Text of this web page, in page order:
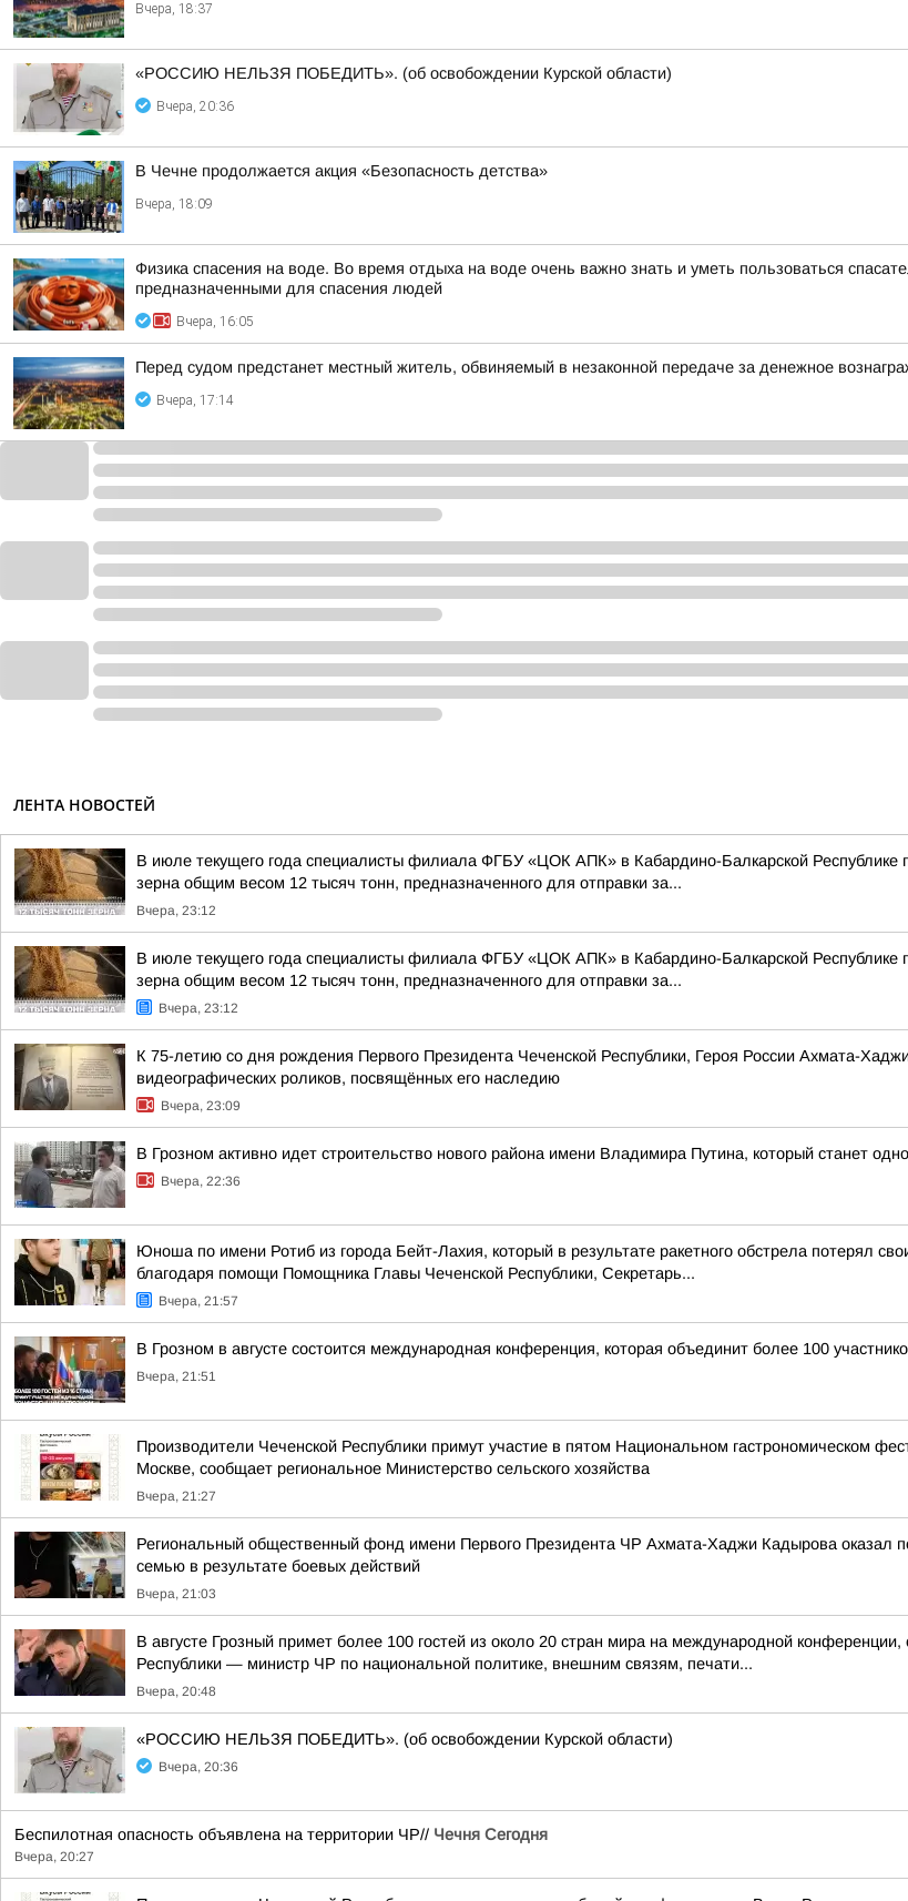
Вчера, 18:37
«РОССИЮ НЕЛЬЗЯ ПОБЕДИТЬ». (об освобождении Курской области)
Вчера, 20:36
В Чечне продолжается акция «Безопасность детства»
Вчера, 18:09
Физика спасения на воде. Во время отдыха на воде очень важно знать и уметь пользоваться
предназначенными для спасения людей
Вчера, 16:05
Перед судом предстанет местный житель, обвиняемый в незаконной передаче за денежное
Вчера, 17:14
ЛЕНТА НОВОСТЕЙ
В июле текущего года специалисты филиала ФГБУ «ЦОК АПК» в Кабардино-Балкарской Республике
зерна общим весом 12 тысяч тонн, предназначенного для отправки за...
Вчера, 23:12
В июле текущего года специалисты филиала ФГБУ «ЦОК АПК» в Кабардино-Балкарской Республике
зерна общим весом 12 тысяч тонн, предназначенного для отправки за...
Вчера, 23:12
К 75-летию со дня рождения Первого Президента Чеченской Республики, Героя России Ахмата-
видеографических роликов, посвящённых его наследию
Вчера, 23:09
В Грозном активно идет строительство нового района имени Владимира Путина, который станет
Вчера, 22:36
Юноша по имени Ротиб из города Бейт-Лахия, который в результате ракетного обстрела потерял
благодаря помощи Помощника Главы Чеченской Республики, Секретарь...
Вчера, 21:57
В Грозном в августе состоится международная конференция, которая объединит более 100
Вчера, 21:51
Производители Чеченской Республики примут участие в пятом Национальном гастрономическом
Москве, сообщает региональное Министерство сельского хозяйства
Вчера, 21:27
Региональный общественный фонд имени Первого Президента ЧР Ахмата-Хаджи Кадырова оказал
семью в результате боевых действий
Вчера, 21:03
В августе Грозный примет более 100 гостей из около 20 стран мира на международной
Республики — министр ЧР по национальной политике, внешним связям, печати...
Вчера, 20:48
«РОССИЮ НЕЛЬЗЯ ПОБЕДИТЬ». (об освобождении Курской области)
Вчера, 20:36
Беспилотная опасность объявлена на территории ЧР// Чечня Сегодня
Вчера, 20:27